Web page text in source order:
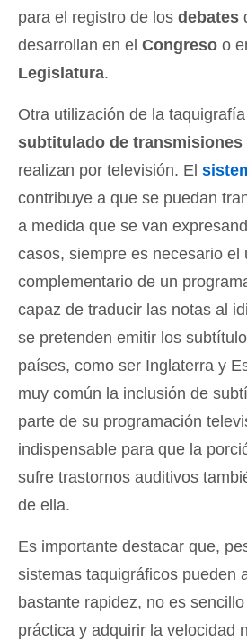
para el registro de los debates
desarrollan en el Congreso o
Legislatura.
Otra utilización de la
subtitulado de transmisiones
realizan por televisión. El
contribuye a que se puedan
a medida que se van
casos, siempre es necesario el
complementario de un
capaz de traducir las notas al
se pretenden emitir los
países, como ser Inglaterra y
muy común la inclusión de
parte de su programación
indispensable para que la
sufre trastornos auditivos
de ella.
Es importante destacar que,
sistemas taquigráficos pueden
bastante rapidez, no es
práctica y adquirir la velocidad